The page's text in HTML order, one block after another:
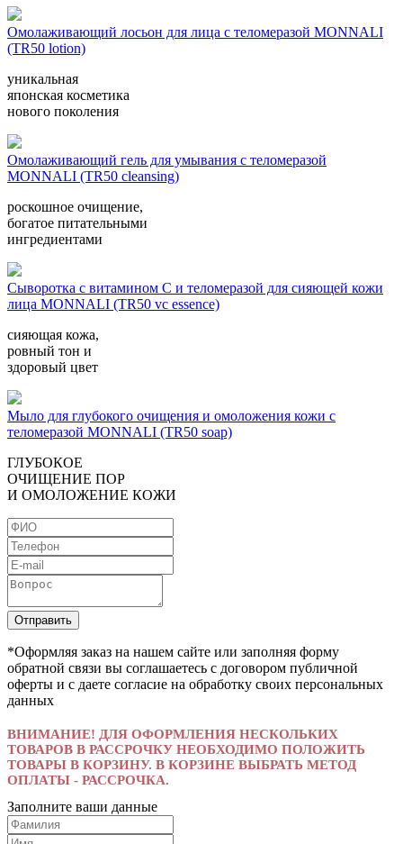
Омолаживающий лосьон для лица с теломеразой MONNALI
(TR50 lotion)
уникальная
японская косметика
нового поколения
Омолаживающий гель для умывания с теломеразой
MONNALI (TR50 cleansing)
роскошное очищение,
богатое питательными
ингредиентами
Сыворотка с витамином С и теломеразой для сияющей кожи
лица MONNALI (TR50 vc essence)
сияющая кожа,
ровный тон и
здоровый цвет
Мыло для глубокого очищения и омоложения кожи с
теломеразой MONNALI (TR50 soap)
ГЛУБOКOE
OЧИЩEНИE ПOP
И OМOЛOЖEНИE КOЖИ
*Оформляя заказ на нашем сайте или заполняя форму
обратной связи вы соглашаетесь с договором публичной
оферты и с даете согласие на обработку своих персональных
данных
ВНИМАНИЕ! ДЛЯ ОФОРМЛЕНИЯ НЕСКОЛЬКИХ
ТОВАРОВ В РАССРОЧКУ НЕОБХОДИМО ПОЛОЖИТЬ
ТОВАРЫ В КОРЗИНУ. В КОРЗИНЕ ВЫБРАТЬ МЕТОД
ОПЛАТЫ - РАССРОЧКА.
Заполните ваши данные